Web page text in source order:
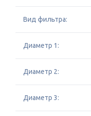
Вид фильтра:
Диаметр 1:
Диаметр 2:
Диаметр 3: